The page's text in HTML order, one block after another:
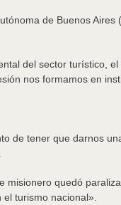
de Buenos Aires
del sector turístico, el
nos formamos en
de tener que darnos
misionero quedó
turismo nacional».